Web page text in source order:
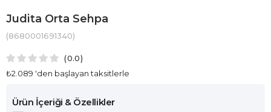
Judita Orta Sehpa
(8680001691340)
0.0
₺2.089 'den başlayan taksitlerle